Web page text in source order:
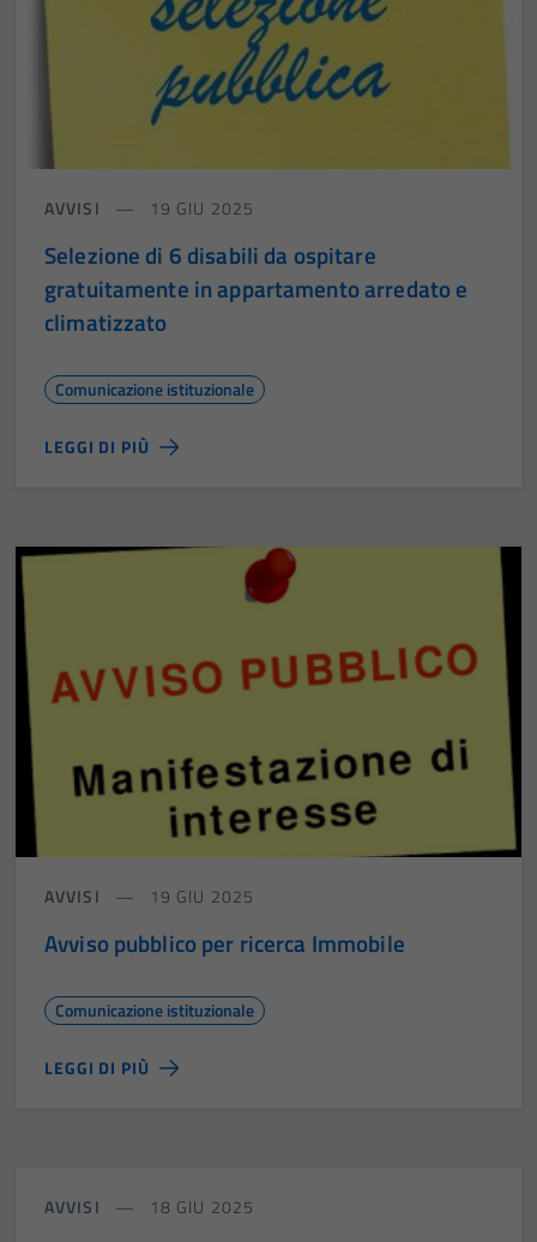
AVVISI 19 GIU 2025
Selezione di 6 disabili da ospitare
gratuitamente in appartamento arredato e
climatizzato
Comunicazione istituzionale
LEGGI DI PIÙ
AVVISI 19 GIU 2025
Avviso pubblico per ricerca Immobile
Comunicazione istituzionale
LEGGI DI PIÙ
AVVISI 18 GIU 2025